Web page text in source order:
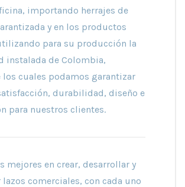
importando herrajes de
y en los productos
para su producción la
instalada de Colombia,
los cuales podamos garantizar
durabilidad, diseño e
para nuestros clientes.
mejores en crear, desarrollar y
comerciales, con cada uno